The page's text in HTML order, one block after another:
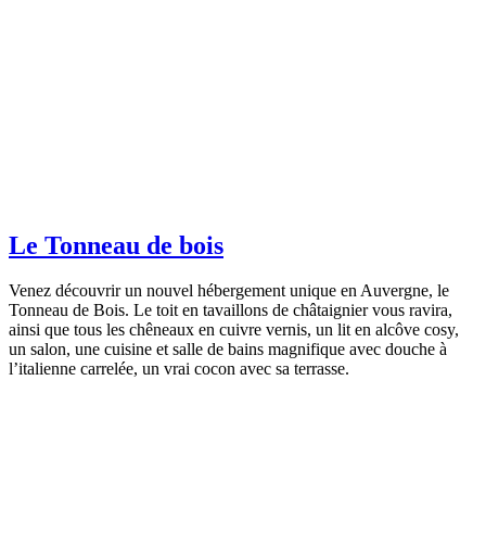
Le Tonneau de bois
Venez découvrir un nouvel hébergement unique en Auvergne, le
Tonneau de Bois. Le toit en tavaillons de châtaignier vous ravira,
ainsi que tous les chêneaux en cuivre vernis, un lit en alcôve cosy,
un salon, une cuisine et salle de bains magnifique avec douche à
l’italienne carrelée, un vrai cocon avec sa terrasse.